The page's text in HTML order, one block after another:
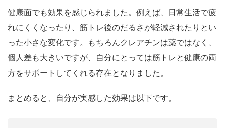
健康面でも効果を感じられました。例えば、日常生活で疲
れにくくなったり、筋トレ後のだるさが軽減されたりとい
った小さな変化です。もちろんクレアチンは薬ではなく、
個人差も大きいですが、自分にとっては筋トレと健康の両
方をサポートしてくれる存在となりました。
まとめると、自分が実感した効果は以下です。